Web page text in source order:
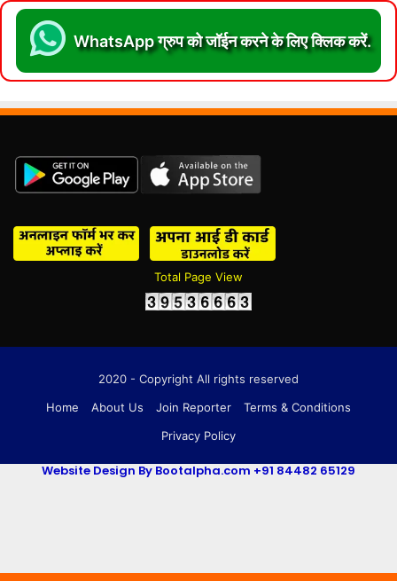
WhatsApp ग्रुप को जॉईन करने के लिए क्लिक करें.
Total Page View
2020 - Copyright All rights reserved
Home
About Us Join Reporter
Terms & Conditions
Privacy Policy
Website Design By Bootalpha.com +91 84482 65129